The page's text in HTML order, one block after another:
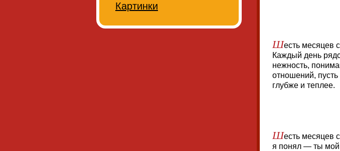
Шесть месяцев
Каждый день
нежность,
отношений,
глубже и теплее.
Шесть месяцев
я понял — ты мой
Картинки